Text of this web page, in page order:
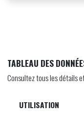
TABLEAU DES
Consultez tous les détails
UTILISATION